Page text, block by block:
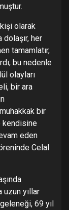
olarak
her
tamamlatır,
bu nedenle
olayları
bir ara
muhakkak bir
kendisine
eden
Celal
uzun yıllar
69 yıl